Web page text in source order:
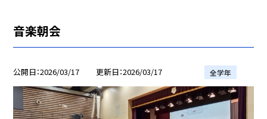
音楽朝会
公開日 2026/03/17 更新日 2026/03/17 全学年